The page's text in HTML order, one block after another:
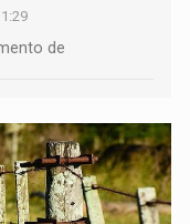
de